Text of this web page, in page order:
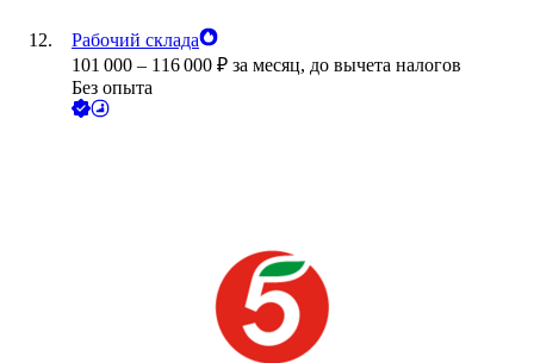
Рабочий склада
101 000 – 116 000 ₽ за месяц, до вычета налогов
Без опыта